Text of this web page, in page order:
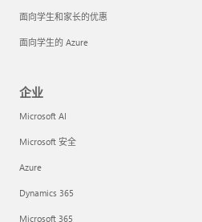
面向学生和家长的优惠
面向学生的 Azure
企业
Microsoft AI
Microsoft 安全
Azure
Dynamics 365
Microsoft 365